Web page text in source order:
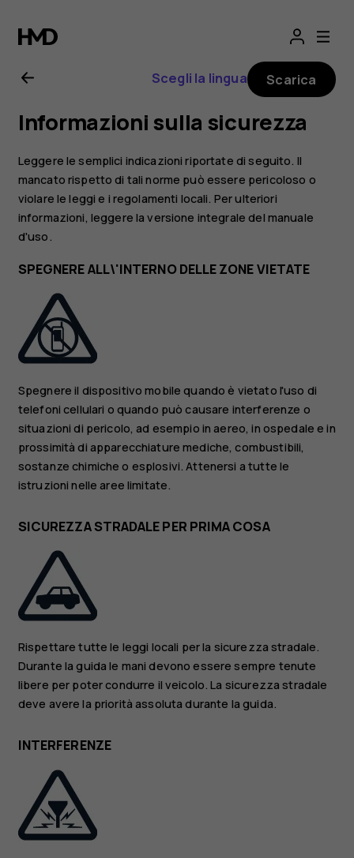
Manuale
d'uso
del
Nokia
G21
Scegli la lingua Scarica
Informazioni sulla sicurezza
Leggere le semplici indicazioni riportate di seguito. Il
mancato rispetto di tali norme può essere pericoloso o
violare le leggi e i regolamenti locali. Per ulteriori
informazioni, leggere la versione integrale del manuale
d'uso.
SPEGNERE ALL\'INTERNO DELLE ZONE VIETATE
Spegnere il dispositivo mobile quando è vietato l'uso di
telefoni cellulari o quando può causare interferenze o
situazioni di pericolo, ad esempio in aereo, in ospedale e in
prossimità di apparecchiature mediche, combustibili,
sostanze chimiche o esplosivi. Attenersi a tutte le
istruzioni nelle aree limitate.
SICUREZZA STRADALE PER PRIMA COSA
Rispettare tutte le leggi locali per la sicurezza stradale.
Durante la guida le mani devono essere sempre tenute
libere per poter condurre il veicolo. La sicurezza stradale
deve avere la priorità assoluta durante la guida.
INTERFERENZE